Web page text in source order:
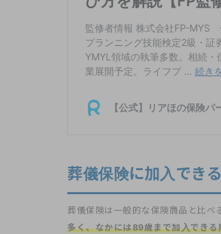
葬儀保険に加入でき
葬儀保険は一般的な保険商品と比べ
多く、なかには89歳まで加入できる